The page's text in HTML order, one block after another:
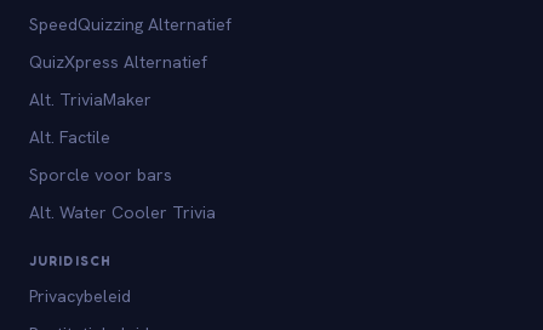
SpeedQuizzing Alternatief
QuizXpress Alternatief
Alt. TriviaMaker
Alt. Factile
Sporcle voor bars
Alt. Water Cooler Trivia
JURIDISCH
Privacybeleid